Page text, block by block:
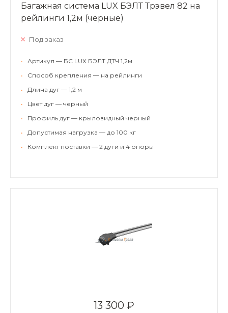
Багажная система LUX БЭЛТ Трэвел 82 на
рейлинги 1,2м (черные)
Под заказ
•
Артикул — БС LUX БЭЛТ ДТЧ 1,2м
•
Способ крепления — на рейлинги
•
Длина дуг — 1,2 м
•
Цвет дуг — черный
•
Профиль дуг — крыловидный черный
•
Допустимая нагрузка — до 100 кг
•
Комплект поставки — 2 дуги и 4 опоры
13 300 ₽